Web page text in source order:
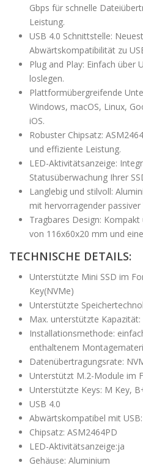
Gbps für schnelle
Leistung.
USB 4.0 Schnittstelle:
Abwärtskompatibilität zu
Plug and Play: Einfach über
loslegen.
Plattformübergreifende
Windows, macOS, Linux,
iOS.
Robuster Chipsatz:
und effiziente Leistung.
LED-Aktivitätsanzeige:
Statusüberwachung Ihrer
Langlebig und stilvoll:
mit hervorragender
Tragbares Design:
von 116x60x20 mm und
TECHNISCHE DETAILS:
Unterstützte Mini SSD im
Key(NVMe)
Unterstützte
Max. unterstützte Kapazität:
Installationsmethode:
enthaltenem
Datenübertragungsrate:
Unterstützt M.2-Module im
Unterstützte Keys: M Key,
USB 4.0
Abwärtskompatibel mit
Chipsatz: ASM2464PD
LED-Aktivitätsanzeige:ja
Gehäuse: Aluminium